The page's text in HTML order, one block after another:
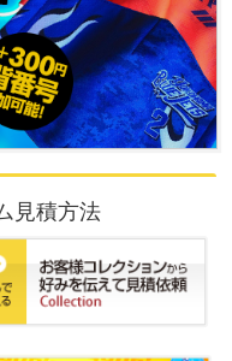
見積方法